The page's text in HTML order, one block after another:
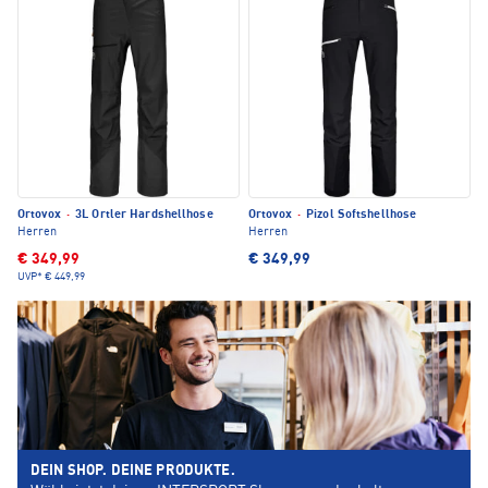
Ortovox · 3L Ortler Hardshellhose
Herren
€ 349,99
UVP* € 449,99
Ortovox ·
Pizol Softshellhose
Herren
€ 349,99
DEIN SHOP. DEINE PRODUKTE.